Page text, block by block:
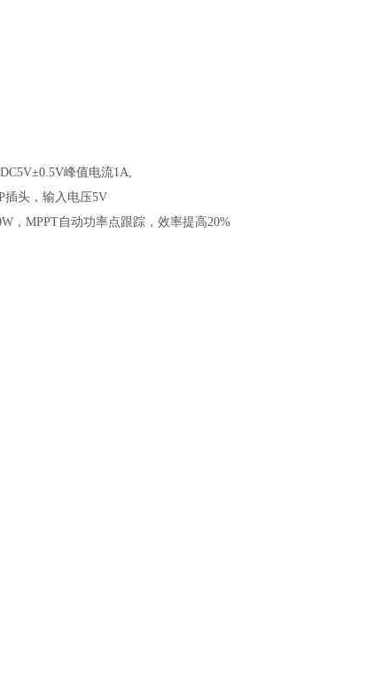
峰值电流1A,
插头，输入电压5V
，MPPT自动功率点跟踪，效率提高20%